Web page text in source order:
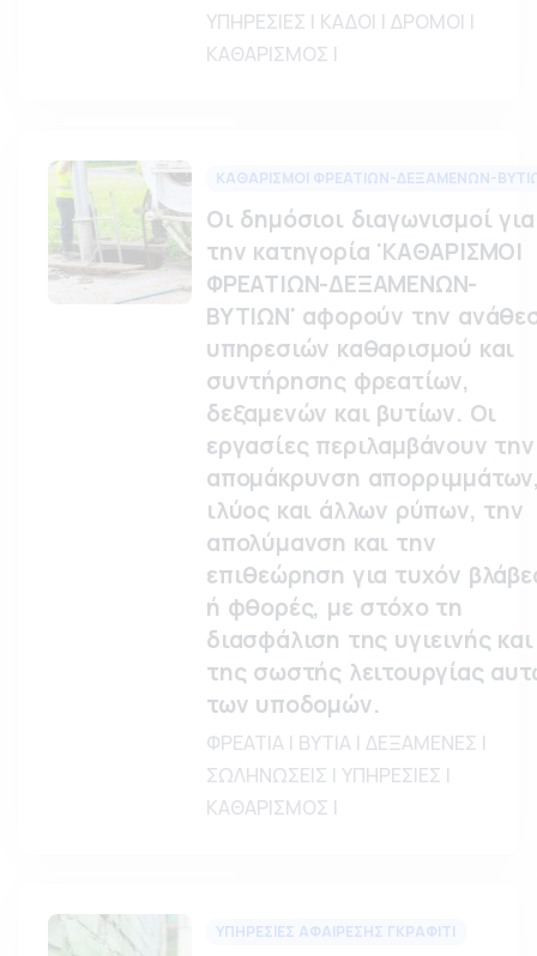
ΥΠΗΡΕΣΙΕΣ | ΚΑΔΟΙ | ΔΡΟΜΟΙ |
ΚΑΘΑΡΙΣΜΟΣ |
ΚΑΘΑΡΙΣΜΟΙ ΦΡΕΑΤΙΩΝ-ΔΕΞΑΜΕΝΩΝ-
Οι δημόσιοι διαγωνισμοί για
την κατηγορία 'ΚΑΘΑΡΙΣΜΟΙ
ΦΡΕΑΤΙΩΝ-ΔΕΞΑΜΕΝΩΝ-
ΒΥΤΙΩΝ' αφορούν την
υπηρεσιών καθαρισμού και
συντήρησης φρεατίων,
δεξαμενών και βυτίων. Οι
εργασίες περιλαμβάνουν την
απομάκρυνση
ιλύος και άλλων ρύπων, την
απολύμανση και την
επιθεώρηση για τυχόν
ή φθορές, με στόχο τη
διασφάλιση της υγιεινής και
της σωστής λειτουργίας
των υποδομών.
ΦΡΕΑΤΙΑ | ΒΥΤΙΑ | ΔΕΞΑΜΕΝΕΣ |
ΣΩΛΗΝΩΣΕΙΣ | ΥΠΗΡΕΣΙΕΣ |
ΚΑΘΑΡΙΣΜΟΣ |
ΥΠΗΡΕΣΙΕΣ ΑΦΑΙΡΕΣΗΣ ΓΚΡΑΦΙΤΙ